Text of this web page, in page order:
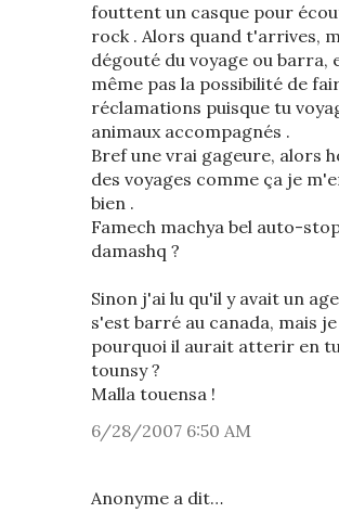
fouttent un casque pour
rock . Alors quand t'arrives,
dégouté du voyage ou barra,
même pas la possibilité de
réclamations puisque tu
animaux accompagnés .
Bref une vrai gageure, alors
des voyages comme ça je
bien .
Famech machya bel auto-
damashq ?
Sinon j'ai lu qu'il y avait un
s'est barré au canada, mais je
pourquoi il aurait atterir en
tounsy ?
Malla touensa !
6/28/2007 6:50 AM
Anonyme a dit…